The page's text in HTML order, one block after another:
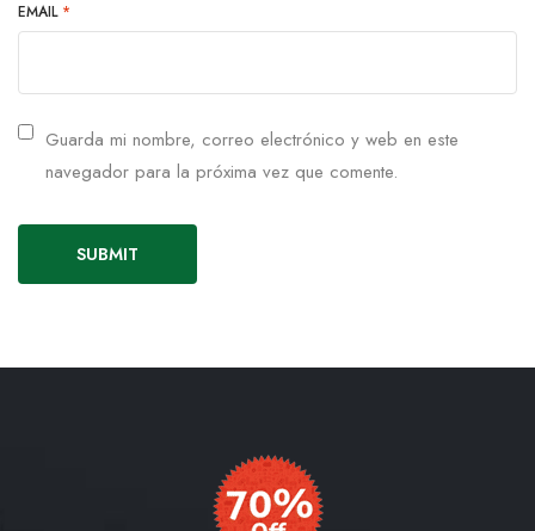
EMAIL *
Guarda mi nombre, correo electrónico y web en este
navegador para la próxima vez que comente.